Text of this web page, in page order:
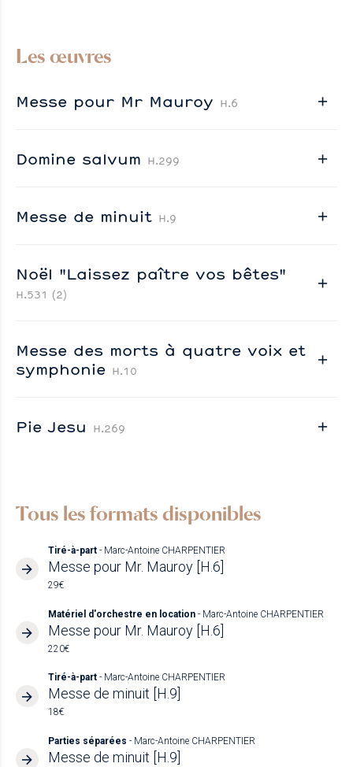
Les œuvres
Messe pour Mr Mauroy H.6
Domine salvum H.299
Messe de minuit H.9
Noël "Laissez paître vos bêtes"
H.531 (2)
Messe des morts à quatre voix et
symphonie H.10
Pie Jesu H.269
Tous les formats disponibles
Tiré-à-part - Marc-Antoine CHARPENTIER
Messe pour Mr. Mauroy [H.6]
29€
Matériel d'orchestre en location - Marc-Antoine CHARPENTIER
Messe pour Mr. Mauroy [H.6]
220€
Tiré-à-part - Marc-Antoine CHARPENTIER
Messe de minuit [H.9]
18€
Parties séparées - Marc-Antoine CHARPENTIER
Messe de minuit [H.9]